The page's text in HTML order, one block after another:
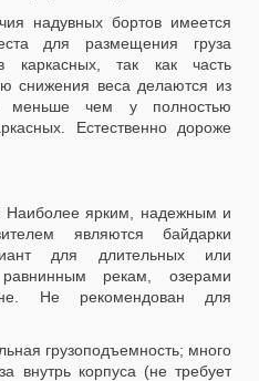
надувных бортов имеется
для размещения груза
так как часть
снижения веса делаются из
меньше чем у полностью
Естественно дороже
Наиболее ярким, надежным и
являются байдарки
для длительных или
рекам, озерами
Не рекомендован для
грузоподъемность; много
внутрь корпуса (не требует